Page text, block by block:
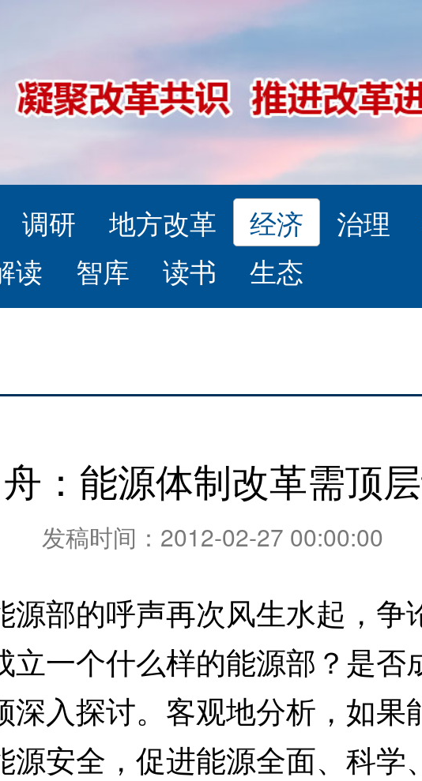
调研 地方改革 经济 治理
读 智库 读书 生态
：能源体制改革需顶
发稿时间：2012-02-27 00:00:00
部的呼声再次风生水起，争
一个什么样的能源部？是否
深入探讨。客观地分析，如果
源安全，促进能源全面、科学